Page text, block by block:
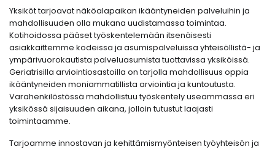
Yksiköt tarjoavat näköalapaikan ikääntyneiden palveluihin ja
mahdollisuuden olla mukana uudistamassa toimintaa.
Kotihoidossa pääset työskentelemään itsenäisesti
asiakkaittemme kodeissa ja asumispalveluissa yhteisöllistä- ja
ympärivuorokautista palveluasumista tuottavissa yksiköissä.
Geriatrisilla arviointiosastoilla on tarjolla mahdollisuus oppia
ikääntyneiden moniammatillista arviointia ja kuntoutusta.
Varahenkilöstössä mahdollistuu työskentely useammassa eri
yksikössä sijaisuuden aikana, jolloin tutustut laajasti
toimintaamme.
Tarjoamme innostavan ja kehittämismyönteisen työyhteisön ja